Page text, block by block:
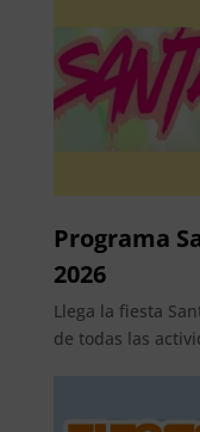
Programa
2026
Llega la fiesta
de todas las